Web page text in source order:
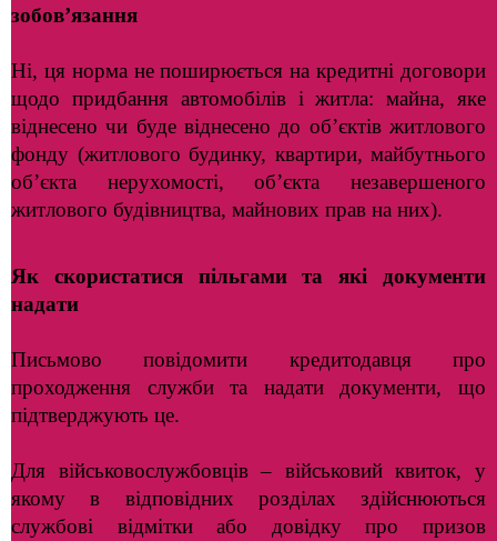
зобов’язання
Ні, ця норма не поширюється на кредитні договори
щодо придбання автомобілів і житла: майна, яке
віднесено чи буде віднесено до об’єктів житлового
фонду (житлового будинку, квартири, майбутнього
об’єкта нерухомості, об’єкта незавершеного
житлового будівництва, майнових прав на них).
Як скористатися пільгами та які документи
надати
Письмово повідомити кредитодавця про
проходження служби та надати документи, що
підтверджують це.
Для військовослужбовців – військовий квиток, у
якому в відповідних розділах здійснюються
службові відмітки або довідку про призов